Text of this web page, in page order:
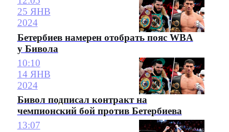
25 ЯНВ
2024
Бетербиев намерен отобрать пояс WBA
у Бивола
10:10
14 ЯНВ
2024
Бивол подписал контракт на
чемпионский бой против Бетербиева
13:07